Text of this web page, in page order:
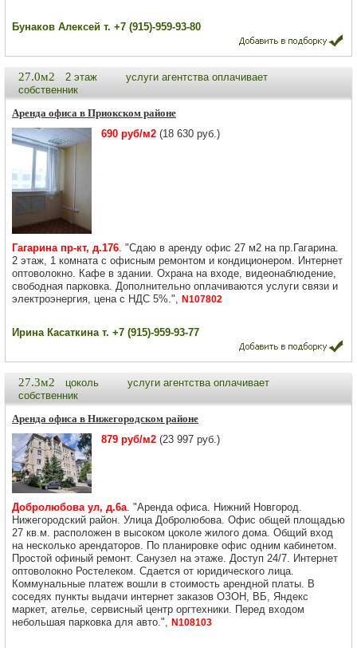
Бунаков Алексей т. +7 (915)-959-93-80
27.0м2 2 этаж
услуги агентства оплачивает
собственник
Аренда офиса в Приокском районе
690 руб/м2 (18 630 руб.)
Гагарина пр-кт, д.176. "Сдаю в аренду офис 27 м2 на пр.Гагарина.
2 этаж, 1 комната с офисным ремонтом и кондиционером. Интернет
оптоволокно. Кафе в здании. Охрана на входе, видеонаблюдение,
свободная парковка. Дополнительно оплачиваются услуги связи и
электроэнергия, цена с НДС 5%.", N107802
Ирина Касаткина т. +7 (915)-959-93-77
27.3м2 цоколь
услуги агентства оплачивает
собственник
Аренда офиса в Нижегородском районе
879 руб/м2 (23 997 руб.)
Добролюбова ул, д.6а. "Аренда офиса. Нижний Новгород.
Нижегородский район. Улица Добролюбова. Офис общей площадью
27 кв.м. расположен в высоком цоколе жилого дома. Общий вход
на несколько арендаторов. По планировке офис одним кабинетом.
Простой офиный ремонт. Санузел на этаже. Доступ 24/7. Интернет
оптоволокно Ростелеком. Сдается от юридического лица.
Коммунальные платеж вошли в стоимость арендной платы. В
соседях пункты выдачи интернет заказов ОЗОН, ВБ, Яндекс
маркет, ателье, сервисный центр оргтехники. Перед входом
небольшая парковка для авто.", N108103